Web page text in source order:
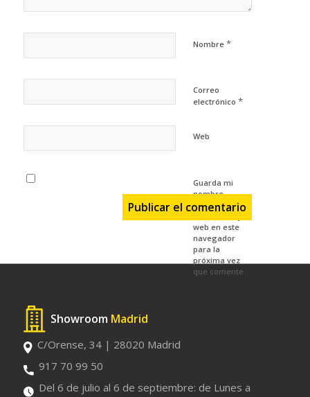
Nombre *
Correo
electrónico *
Web
Guarda mi
nombre,
correo
web en este
navegador
para la
próxima vez
que comente.
Showroom Madrid
C/Orense, 34 | 28020 Madrid
917 70 99 50
Del 6 de julio al 6 de septiembre: de Lunes a